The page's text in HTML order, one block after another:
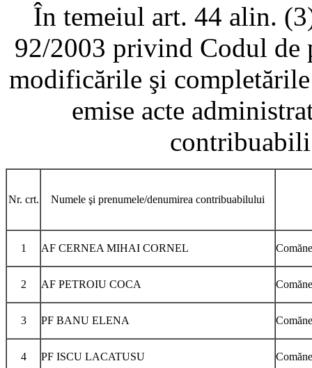
În temeiul art. 44 alin.
92/2003 privind Codul de
modificările şi
emise acte
Nr. crt. Numele şi prenumele/denumirea contribuabilului
1 AF CERNEA MIHAI CORNEL
2 AF PETROIU COCA
3 PF BANU ELENA
4 PF ISCU LACATUSU